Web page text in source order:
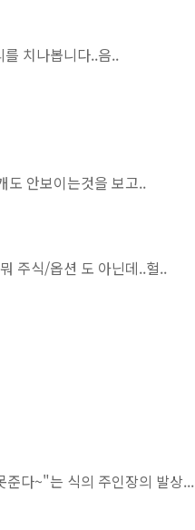
치나봅니다..음..
도 안보이는것을 보고..
주식/옵션 도 아닌데..헐..
준다~"는 식의 주인장의 발상...